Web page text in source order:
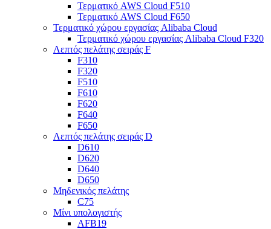
Τερματικό AWS Cloud F510
Τερματικό AWS Cloud F650
Τερματικό χώρου εργασίας Alibaba Cloud
Τερματικό χώρου εργασίας Alibaba Cloud F320
Λεπτός πελάτης σειράς F
F310
F320
F510
F610
F620
F640
F650
Λεπτός πελάτης σειράς D
D610
D620
D640
D650
Μηδενικός πελάτης
C75
Μίνι υπολογιστής
AFB19